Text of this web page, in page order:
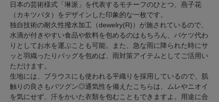
日本の芸術様式「琳派」を代表するモチーフのひとつ、燕子花
（カキツバタ）をデザインした印象的な一枚です。
独自技術の耐久性撥水加工（dewelry(R)）が施されているので、
水滴が付きやすい食品や飲料を包めるのはもちろん、バケツ代わ
りとしてお水を運ぶことも可能。また、急な雨に降られた時にサ
ッと羽織ったりバッグを包めば、雨対策アイテムとしてご活用い
ただけます。
生地には、ブラウスにも使われる平織りを採用しているので、肌
触りの良さもバツグン◎通気性を備えたこちらは、ムレやニオイ
を気にせず、汗をかいた衣類を包むこともできますよ。用途に合